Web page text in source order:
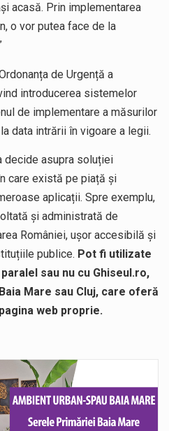
acasă. Prin implementarea
o vor putea face de la
de Urgență a
introducerea sistemelor
de implementare a măsurilor
data intrării în vigoare a legii.
decide asupra soluției
care există pe piață și
aplicații. Spre exemplu,
și administrată de
României, ușor accesibilă și
publice. Pot fi utilizate
sau nu cu Ghiseul.ro,
Mare sau Cluj, care oferă
web proprie.